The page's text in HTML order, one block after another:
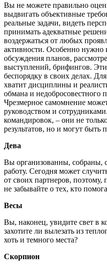
Вы не можете правильно
выдвигать объективные
реальные задачи, видеть
принимать адекватные
воздержаться от любых
активности. Особенно нужно
обсуждения планов,
выступлений, брифингов.
беспорядку в своих делах.
хватит дисциплины и
обмана и недобросовестного
Чрезмерное самомнение
руководством и
командировок, – они не
результатов, но и могут быть
Дева
Вы организованны,
работу. Сегодня может
от своих партнеров,
не забывайте о тех, кто
Весы
Вы, наконец, увидите свет в
захотите ли вылезать из
хоть и темного места?
Скорпион